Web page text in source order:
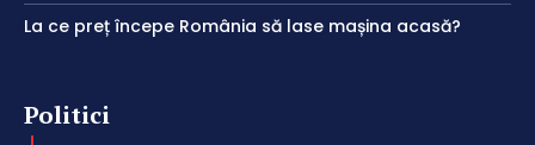
La ce preț începe România să lase mașina acasă?
Politici